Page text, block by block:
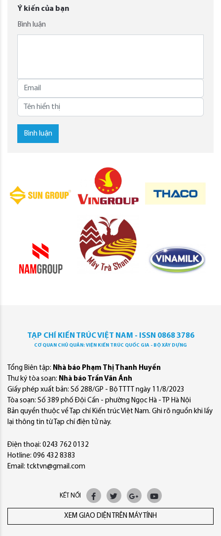
Ý kiến của bạn
Bình luận
Bình luận
TẠP CHÍ KIẾN TRÚC VIỆT NAM - ISSN 0868 3786
CƠ QUAN CHỦ QUẢN: VIỆN KIẾN TRÚC QUỐC GIA - BỘ XÂY DỰNG
Tổng Biên tập: Nhà báo Phạm Thị Thanh Huyền
Thư ký tòa soạn: Nhà báo Trần Văn Ánh
Giấy phép xuất bản: Số 288/GP - Bộ TTTT ngày 11/8/2023
Tòa soạn: Số 389 phố Đội Cấn - phường Ngọc Hà - TP Hà Nội
Bản quyền thuộc về Tạp chí Kiến trúc Việt Nam. Ghi rõ nguồn khi lấy
lại thông tin từ Tạp chí điện tử này.
Điện thoại: 0243 762 0132
Hotline: 096 432 8383
Email: tcktvn@gmail.com
KẾT NỐI
XEM GIAO DIỆN TRÊN MÁY TÍNH